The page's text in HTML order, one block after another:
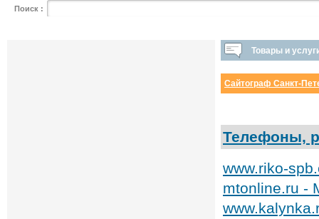
Поиск :
Товары и
Сайтограф Санкт-
Телефоны,
www.riko-
mtonline.ru -